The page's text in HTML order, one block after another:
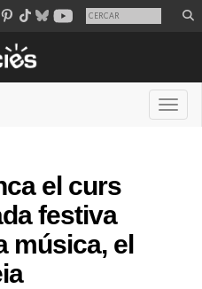
el curs
festiva
música, el